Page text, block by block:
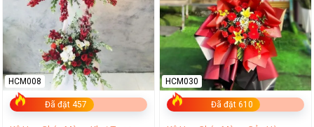
Đã đặt 457
HCM008
Đã đặt 610
HCM030